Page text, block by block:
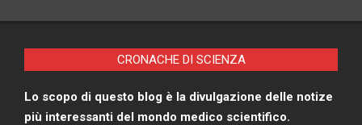
CRONACHE DI SCIENZA
Lo scopo di questo blog è la divulgazione delle notize
più interessanti del mondo medico scientifico.